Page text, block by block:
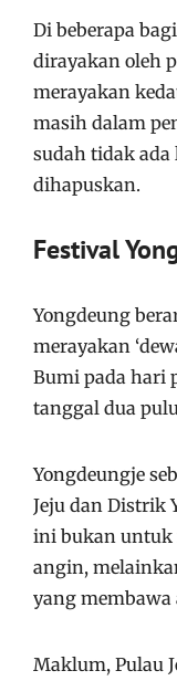
Di beberapa
dirayakan oleh
merayakan
masih dalam
sudah tidak ada
dihapuskan.
Festival
Yongdeung
merayakan
Bumi pada hari
tanggal dua
Yongdeungje
Jeju dan Distrik
ini bukan untuk
angin,
yang
Maklum, Pulau